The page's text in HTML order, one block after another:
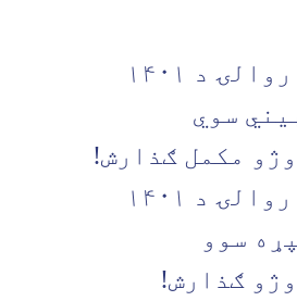
۱۴۰۱
سوي
مکمل ګذارش!
۲: د کندهار ښاروالۍ د ۱۴۰۱
سوو
ګذارش!